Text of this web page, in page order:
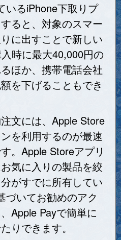
いるiPhone下取りプ
ると、対象のスマー
に出すことで新しい
時に最大40,000円の
ほか、携帯電話会社
を下げることもでき
文には、Apple Store
を利用するのが最速
。Apple Storeアプリ
気に入りの製品を絞
がすでに所有してい
づいてお勧めのアク
Apple Payで簡単に
りできます。